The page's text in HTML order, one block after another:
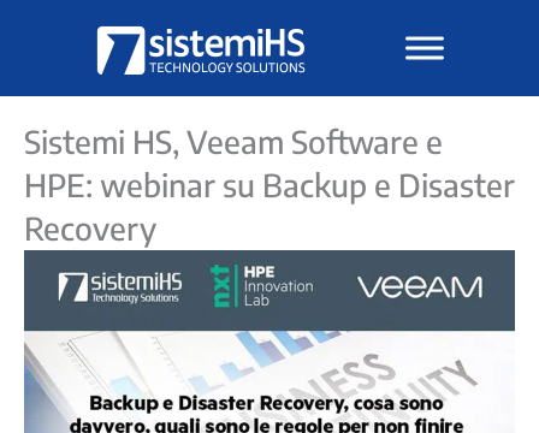
Sistemi HS, Veeam Software e
HPE: webinar su Backup e Disaster
Recovery